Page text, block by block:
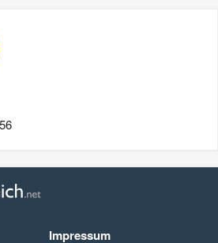
Impressum